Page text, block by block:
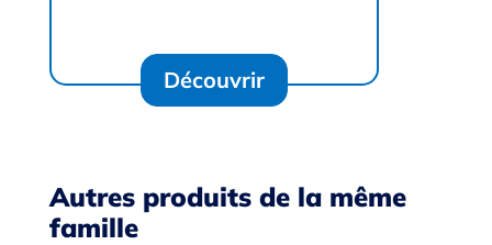
Découvrir
Autres produits de la même
famille